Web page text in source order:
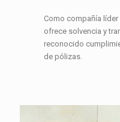
Como compañía líder
ofrece solvencia y
reconocido
de pólizas.